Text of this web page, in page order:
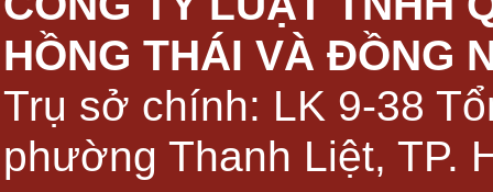
HỒNG THÁI VÀ ĐỒNG
Trụ sở chính: LK 9-38
phường Thanh Liệt, TP.